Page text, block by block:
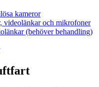
kameror
videolänkar och mikrofoner
(behöver behandling)